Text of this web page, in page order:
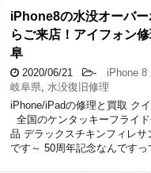
iPhone8の水没オーバ
らご来店！アイフォン
阜
2020/06/21 - iPhone 8
岐阜県, 水没復旧修理
iPhone/iPadの修理と買取 ク
全国のケンタッキーフライ
品 デラックスチキンフィレサ
です～ 50周年記念なんです